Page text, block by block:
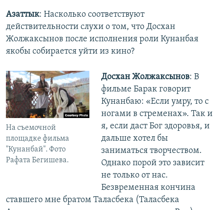
Азаттык: Насколько соответствуют
действительности слухи о том, что Досхан
Жолжаксынов после исполнения роли Кунанбая
якобы собирается уйти из кино?
На съемочной
площадке фильма
"Кунанбай". Фото
Рафата Бегишева.
Досхан Жолжаксынов: В
фильме Барак говорит
Кунанбаю: «Если умру, то с
ногами в стременах». Так и
я, если даст Бог здоровья, и
дальше хотел бы
заниматься творчеством.
Однако порой это зависит
не только от нас.
Безвременная кончина
ставшего мне братом Таласбека (Таласбека